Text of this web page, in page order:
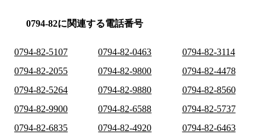
0794-82に関連する電話番号
0794-82-5107 0794-82-0463
0794-82-3114
0794-82-2055
0794-82-9800
0794-82-4478
0794-82-5264
0794-82-9880
0794-82-8560
0794-82-9900
0794-82-6588
0794-82-5737
0794-82-6835
0794-82-4920
0794-82-6463